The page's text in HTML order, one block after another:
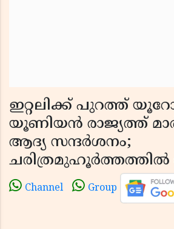
ഇറ്റലിക്ക് പുറത്ത്
യൂണിയൻ രാജ്യത്ത്
ആദ്യ സന്ദർശനം;
Channel Group